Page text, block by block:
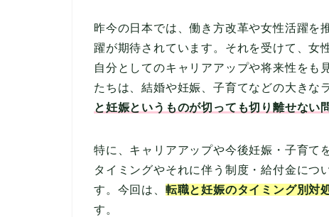
昨今の日本では、働き方改革や女性活躍を
躍が期待されています。それを受けて、女
自分としてのキャリアアップや将来性をも
たちは、結婚や妊娠、子育てなどの大きな
と妊娠というものが切っても切り離せない
特に、キャリアアップや今後妊娠・子育て
タイミングやそれに伴う制度・給付金につ
す。今回は、 転職と妊娠のタイミング別対
す。